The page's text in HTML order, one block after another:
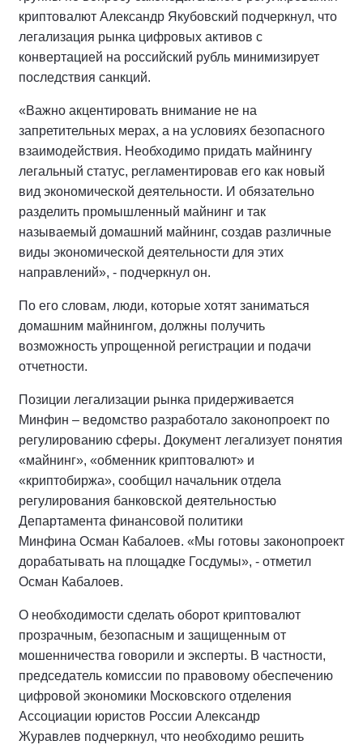
криптовалют Александр Якубовский подчеркнул, что
легализация рынка цифровых активов с
конвертацией на российский рубль минимизирует
последствия санкций.
«Важно акцентировать внимание не на
запретительных мерах, а на условиях безопасного
взаимодействия. Необходимо придать майнингу
легальный статус, регламентировав его как новый
вид экономической деятельности. И обязательно
разделить промышленный майнинг и так
называемый домашний майнинг, создав различные
виды экономической деятельности для этих
направлений», - подчеркнул он.
По его словам, люди, которые хотят заниматься
домашним майнингом, должны получить
возможность упрощенной регистрации и подачи
отчетности.
Позиции легализации рынка придерживается
Минфин – ведомство разработало законопроект по
регулированию сферы. Документ легализует понятия
«майнинг», «обменник криптовалют» и
«криптобиржа», сообщил начальник отдела
регулирования банковской деятельностью
Департамента финансовой политики
Минфина Осман Кабалоев. «Мы готовы законопроект
дорабатывать на площадке Госдумы», - отметил
Осман Кабалоев.
О необходимости сделать оборот криптовалют
прозрачным, безопасным и защищенным от
мошенничества говорили и эксперты. В частности,
председатель комиссии по правовому обеспечению
цифровой экономики Московского отделения
Ассоциации юристов России Александр
Журавлев подчеркнул, что необходимо решить